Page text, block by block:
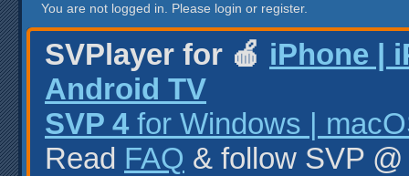
You are not logged in. Please login or register.
SVPlayer for 🍎 iPhone |
Android TV
SVP 4 for Windows |
Read FAQ & follow SVP